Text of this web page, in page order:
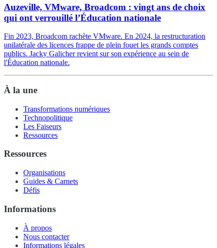
Auzeville, VMware, Broadcom : vingt ans de choix
qui ont verrouillé l’Éducation nationale
Fin 2023, Broadcom rachète VMware. En 2024, la restructuration
unilatérale des licences frappe de plein fouet les grands comptes
publics. Jacky Galicher revient sur son expérience au sein de
l'Éducation nationale.
À la une
Transformations numériques
Technopolitique
Les Faiseurs
Ressources
Ressources
Organisations
Guides & Carnets
Défis
Informations
À propos
Nous contacter
Informations légales